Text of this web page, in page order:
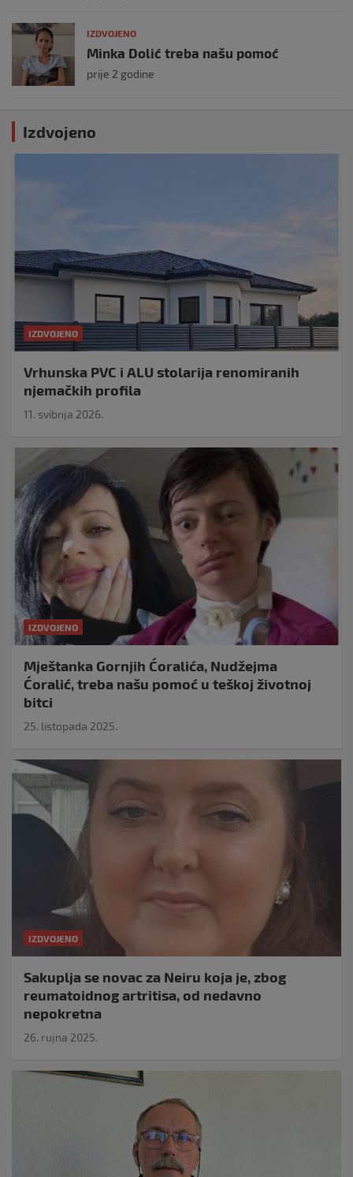
IZDVOJENO
Minka Dolić treba našu pomoć
prije 2 godine
Izdvojeno
IZDVOJENO
Vrhunska PVC i ALU stolarija renomiranih
njemačkih profila
11. svibnja 2026.
IZDVOJENO
Mještanka Gornjih Ćoralića, Nudžejma
Ćoralić, treba našu pomoć u teškoj životnoj
bitci
25. listopada 2025.
IZDVOJENO
Sakuplja se novac za Neiru koja je, zbog
reumatoidnog artritisa, od nedavno
nepokretna
26. rujna 2025.